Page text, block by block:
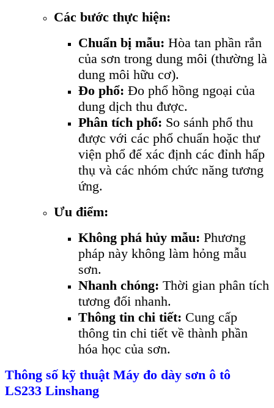
Các bước thực hiện:
Chuẩn bị mẫu: Hòa tan phần rắn
của sơn trong dung môi (thường là
dung môi hữu cơ).
Đo phổ: Đo phổ hồng ngoại của
dung dịch thu được.
Phân tích phổ: So sánh phổ thu
được với các phổ chuẩn hoặc thư
viện phổ để xác định các đỉnh hấp
thụ và các nhóm chức năng tương
ứng.
Ưu điểm:
Không phá hủy mẫu: Phương
pháp này không làm hỏng mẫu
sơn.
Nhanh chóng: Thời gian phân tích
tương đối nhanh.
Thông tin chi tiết: Cung cấp
thông tin chi tiết về thành phần
hóa học của sơn.
Thông số kỹ thuật Máy đo dày sơn ô tô
LS233 Linshang